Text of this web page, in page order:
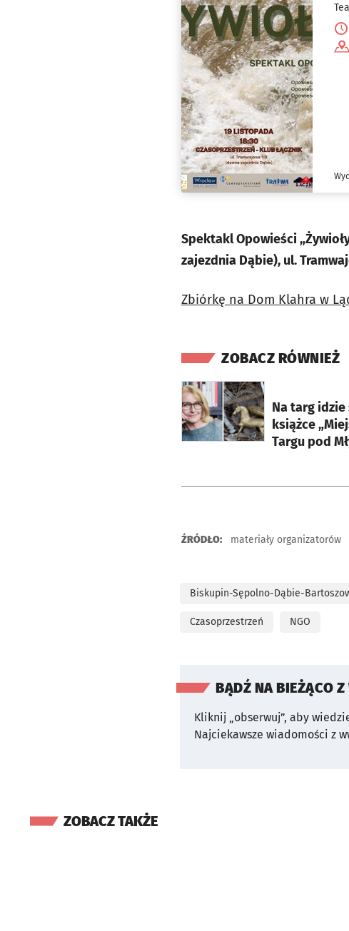
Spektakl Opowieści
zajezdnia Dąbie), ul.
Zbiórkę na Dom Klahra w
ZOBACZ RÓWNIEŻ
Na targ idzie
książce
Targu pod
otworzy się w nowej karcie
ŹRÓDŁO: materiały organizatorów
Biskupin-Sępolno-Dąbie-
Czasoprzestrzeń NGO
BĄDŹ NA BIEŻĄCO
Kliknij „obserwuj”, aby
Najciekawsze wiadomości z
ZOBACZ TAKŻE